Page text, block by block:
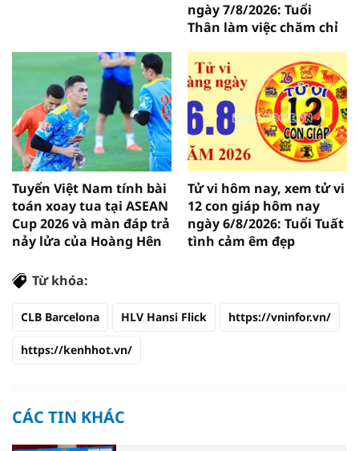
ngày 7/8/2026: Tuổi
Thân làm việc chăm chỉ
Tuyển Việt Nam tính bài
toán xoay tua tại ASEAN
Cup 2026 và màn đáp trả
nảy lửa của Hoàng Hên
Tử vi hôm nay, xem tử vi
12 con giáp hôm nay
ngày 6/8/2026: Tuổi Tuất
tình cảm êm đẹp
Từ khóa:
CLB Barcelona HLV Hansi Flick https://vninfor.vn/
https://kenhhot.vn/
CÁC TIN KHÁC